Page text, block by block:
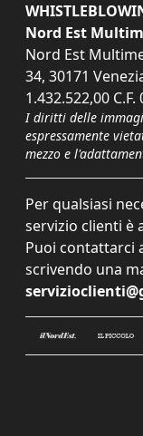
Nord Est
Nord Est
34, 30171
1.432.522,00
I diritti delle
espressamente
mezzo e
Per qualsiasi
servizio clienti è
Puoi contattarci
scrivendo una